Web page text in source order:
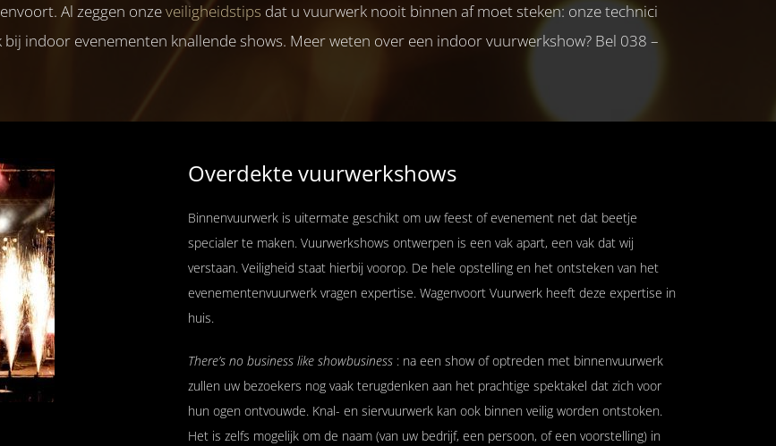
Al zeggen onzeveiligheidstips dat u vuurwerk nooit binnen af moet steken: onze technici
indoor evenementen knallende shows. Meer weten over een indoor vuurwerkshow? Bel 038 –
Overdekte vuurwerkshows
Binnenvuurwerk is uitermate geschikt om uw feest of evenement net dat beetje
specialer te maken. Vuurwerkshows ontwerpen is een vak apart, een vak dat wij
verstaan. Veiligheid staat hierbij voorop. De hele opstelling en het ontsteken van het
evenementenvuurwerk vragen expertise. Wagenvoort Vuurwerk heeft deze expertise in
huis.
There’s no business like showbusiness : na een show of optreden met binnenvuurwerk
zullen uw bezoekers nog vaak terugdenken aan het prachtige spektakel dat zich voor
hun ogen ontvouwde. Knal- en siervuurwerk kan ook binnen veilig worden ontstoken.
Het is zelfs mogelijk om de naam (van uw bedrijf, een persoon, of een voorstelling) in